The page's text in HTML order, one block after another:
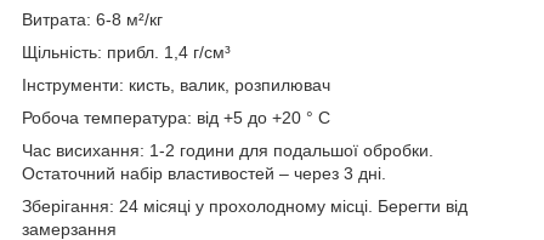
Витрата: 6-8 м²/кг
Щільність: прибл. 1,4 г/см³
Інструменти: кисть, валик, розпилювач
Робоча температура: від +5 до +20 ° С
Час висихання: 1-2 години для подальшої обробки.
Остаточний набір властивостей – через 3 дні.
Зберігання: 24 місяці у прохолодному місці. Берегти від
замерзання